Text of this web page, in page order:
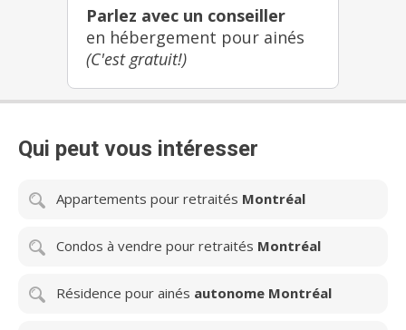
Parlez avec un conseiller
en hébergement pour ainés
(C'est gratuit!)
Qui peut vous intéresser
Appartements pour retraités Montréal
Condos à vendre pour retraités Montréal
Résidence pour ainés autonome Montréal